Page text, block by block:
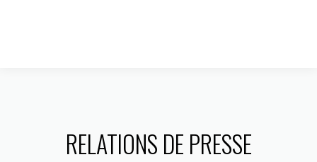
RELATIONS DE PRESSE